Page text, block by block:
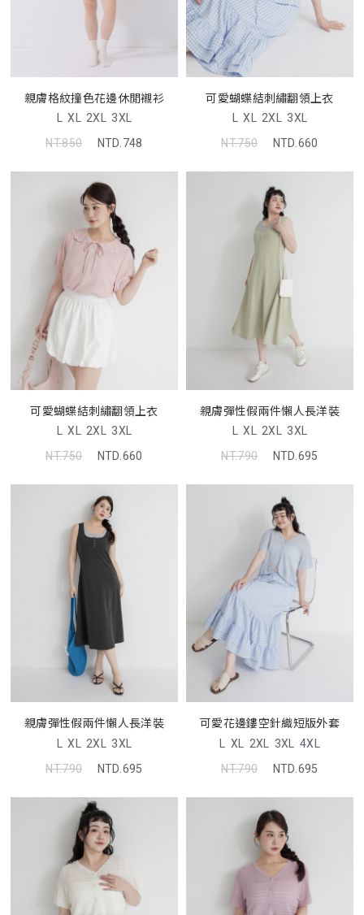
親膚格紋撞色花邊休閒襯衫
L XL 2XL 3XL
NT.850
NTD.748
可愛蝴蝶結刺繡翻領上衣
L XL 2XL 3XL
NT.750
NTD.660
可愛蝴蝶結刺繡翻領上衣
L XL 2XL 3XL
NT.750
NTD.660
親膚彈性假兩件懶人長洋裝
L XL 2XL 3XL
NT.790
NTD.695
親膚彈性假兩件懶人長洋裝
L XL 2XL 3XL
NT.790
NTD.695
可愛花邊鏤空針織短版外套
L XL 2XL 3XL 4XL
NT.790
NTD.695